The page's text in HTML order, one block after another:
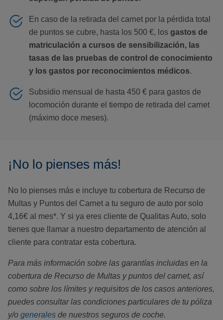
En caso de la retirada del carnet por la pérdida total
de puntos se cubre, hasta los 500 €, los gastos de
matriculación a cursos de sensibilización, las
tasas de las pruebas de control de conocimiento
y los gastos por reconocimientos médicos.
Subsidio mensual de hasta 450 € para gastos de
locomoción durante el tiempo de retirada del carnet
(máximo doce meses).
¡No lo pienses más!
No lo pienses más e incluye tu cobertura de Recurso de
Multas y Puntos del Carnet a tu seguro de auto por solo
4,16€ al mes*. Y si ya eres cliente de Qualitas Auto, solo
tienes que llamar a nuestro departamento de atención al
cliente para contratar esta cobertura.
Para más información sobre las garantías incluidas en la
cobertura de Recurso de Multas y puntos del carnet, así
como sobre los límites y requisitos de los casos anteriores,
puedes consultar las condiciones particulares de tu póliza
y/o generales de nuestros seguros de coche.